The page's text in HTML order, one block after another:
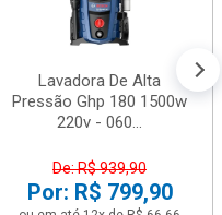
Lavadora De Alta
Pressão Ghp 180 1500w
220v - 060...
De: R$ 939,90
Por: R$ 799,90